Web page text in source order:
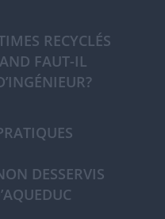
RECYCLÉS
FAUT-IL
DESSERVIS